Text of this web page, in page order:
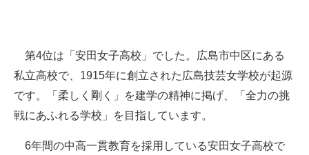
第4位は「安田女子高校」でした。広島市中区にある
私立高校で、1915年に創立された広島技芸女学校が起源
です。「柔しく剛く」を建学の精神に掲げ、「全力の挑
戦にあふれる学校」を目指しています。
6年間の中高一貫教育を採用している安田女子高校で